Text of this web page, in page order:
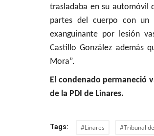
trasladaba en su automóvil
partes del cuerpo con un
exanguinante por lesión
Castillo González además
Mora”.
El condenado permaneció
de la PDI de Linares.
Tags: #Linares #Tribunal